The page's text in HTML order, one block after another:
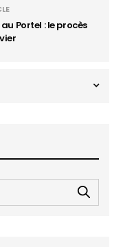
Portel : le procès